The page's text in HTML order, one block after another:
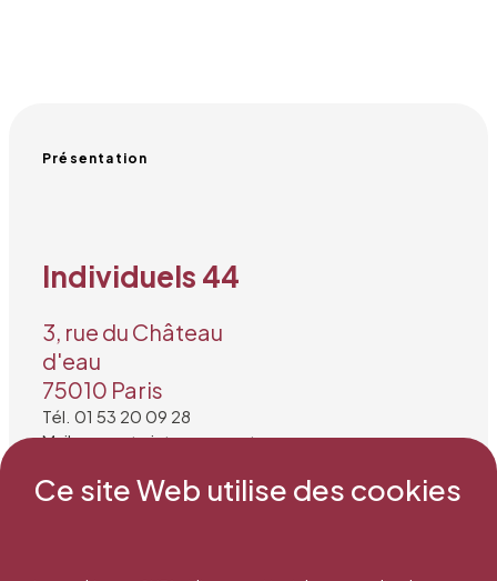
Ce site Web utilise des cookies
Présentation
Individuels 44
3, rue du Château
d'eau
75010 Paris
Tél. 01 53 20 09 28
Mail : secretariat@snea.net